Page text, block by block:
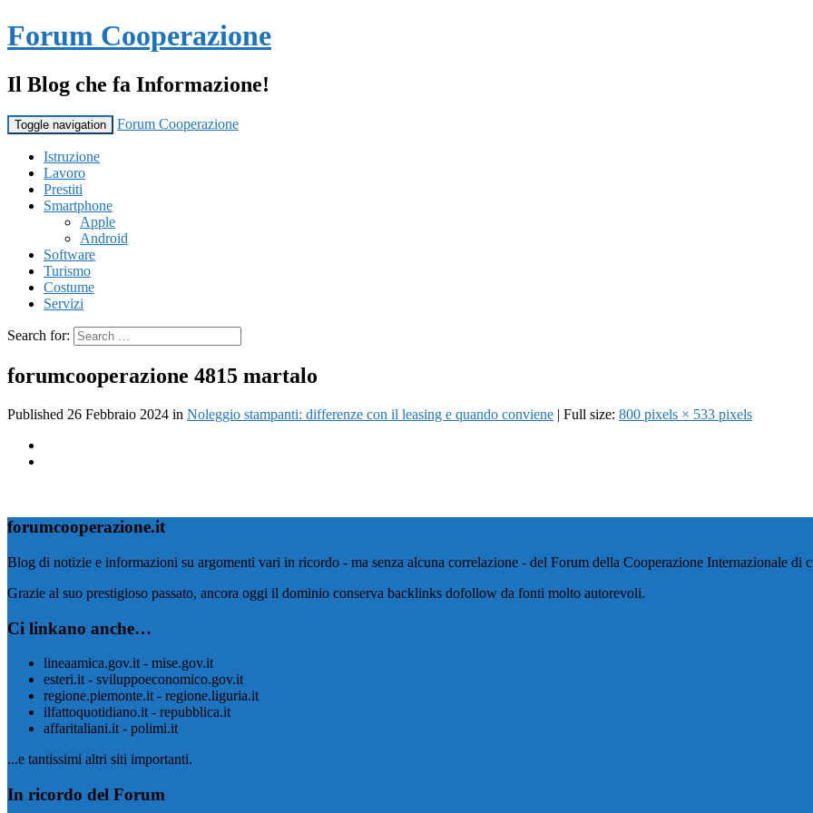
Forum Cooperazione
Il Blog che fa Informazione!
Toggle navigation Forum Cooperazione
Istruzione
Lavoro
Prestiti
Smartphone
Apple
Android
Software
Turismo
Costume
Servizi
Search for:
forumcooperazione 4815 martalo
Published 26 Febbraio 2024 in Noleggio stampanti: differenze con il leasing e quando conviene | Full size: 800 pixels × 533 pixels
forumcooperazione.it
Blog di notizie e informazioni su argomenti vari in ricordo - ma senza alcuna correlazione - del Forum della Cooperazione Internazionale di
Grazie al suo prestigioso passato, ancora oggi il dominio conserva backlinks dofollow da fonti molto autorevoli.
Ci linkano anche…
lineaamica.gov.it - mise.gov.it
esteri.it - sviluppoeconomico.gov.it
regione.piemonte.it - regione.liguria.it
ilfattoquotidiano.it - repubblica.it
affaritaliani.it - polimi.it
...e tantissimi altri siti importanti.
In ricordo del Forum